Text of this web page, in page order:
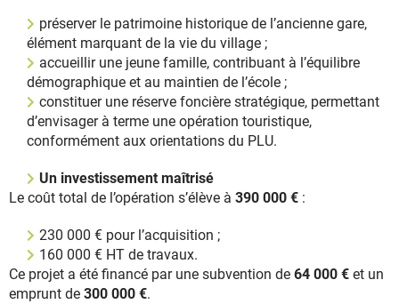
préserver le patrimoine historique de l’ancienne gare,
élément marquant de la vie du village ;
accueillir une jeune famille, contribuant à l’équilibre
démographique et au maintien de l’école ;
constituer une réserve foncière stratégique, permettant
d’envisager à terme une opération touristique,
conformément aux orientations du PLU.
Un investissement maîtrisé
Le coût total de l’opération s’élève à 390 000 € :
230 000 € pour l’acquisition ;
160 000 € HT de travaux.
Ce projet a été financé par une subvention de 64 000 € et un
emprunt de 300 000 €.